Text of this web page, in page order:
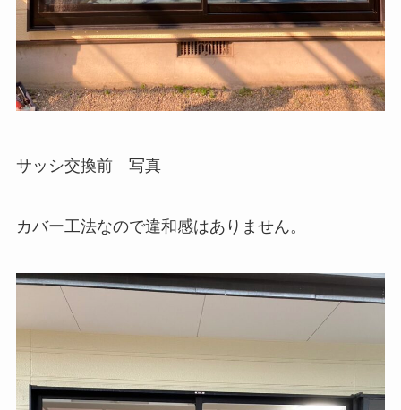
サッシ交換前 写真
カバー工法なので違和感はありません。